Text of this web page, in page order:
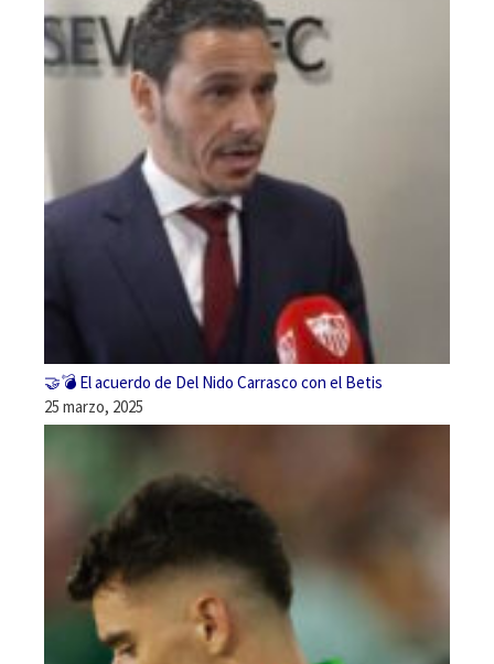
🤝💣 El acuerdo de Del Nido Carrasco con el Betis
25 marzo, 2025